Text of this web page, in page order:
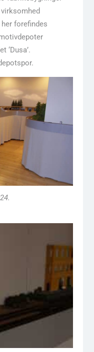
forefindes
‘Dusa’.